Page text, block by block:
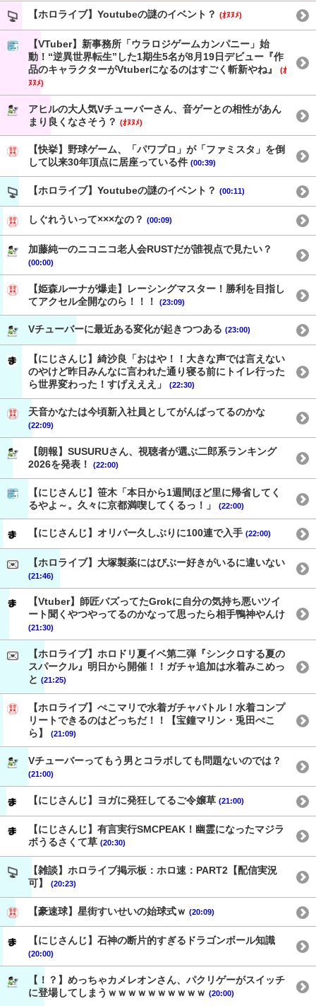
【ホロライブ】Youtubeの謎のイベント？ (ｵﾇﾇﾒ)
【VTuber】新事務所「ウラロジゲームカンパニー」始
動！“逆異世界転生”した1期生5名が8月19日デビュー『作
品のキャラクターがVtuberになるのはすごく斬新やね』
(ｵ
ﾇﾇﾒ)
アヒルの大人気Vチューバーさん、音ゲーとの相性があん
まり良くなさそう？ (ｵﾇﾇﾒ)
【快挙】野球ゲーム、「パワプロ」が「ファミスタ」を倒
して以来30年頂点に居座っている件 (00:39)
【ホロライブ】Youtubeの謎のイベント？ (00:11)
しぐれういって×××なの？ (00:09)
加藤純一のニコニコ老人会RUSTだが誰視点で見たい？
(00:00)
【姫森ルーナが爆走】レーシングマスター！勝利を目指し
てアクセル全開なのら！！！
(23:09)
Vチューバーに最近ある変化が起きつつある (23:00)
【にじさんじ】綺沙良「おはや！！大きな声では言えない
のやけど昨日みんなに言われた通り寝る前にトイレ行った
ら世界変わった！すげえええ」
(22:30)
天音かなたは今頃新入社員としてがんばってるのかな
(22:09)
【朗報】SUSURUさん、視聴者が選ぶ二郎系ランキング
2026を発表！
(22:00)
【にじさんじ】笹木「本日から1週間ほど里に帰省してく
るやよ～。久々に京都満喫してくるっ！」
(22:00)
【にじさんじ】オリバー久しぶりに100連で入手 (22:00)
【ホロライブ】大塚製薬にはびぶー好きがいるに違いない
(21:46)
【Vtuber】師匠バズってたGrokに自分の気持ち悪いツイ
ート聞くやつやってるのかなって思ったら相手鴨神やんけ
(21:30)
【ホロライブ】ホロドリ夏イベ第二弾『シンクロする夏の
スパークル』明日から開催！！ガチャ追加は水着みこめっ
と (21:25)
【ホロライブ】ぺこマリで水着ガチャバトル！水着コンプ
リートできるのはどっちだ！！【宝鐘マリン・兎田ぺこ
ら】
(21:09)
Vチューバーってもう男とコラボしても問題ないのでは？
(21:00)
【にじさんじ】ヨガに発狂してるご令嬢草 (21:00)
【にじさんじ】有言実行SMCPEAK！幽霊になったマジラ
ボうるさくて草 (20:30)
【雑談】ホロライブ掲示板：ホロ速：PART2【配信実況
可】
(20:23)
【豪速球】星街すいせいの始球式ｗ (20:09)
【にじさんじ】石神の断片的すぎるドラゴンボール知識
(20:00)
【！？】めっちゃカメレオンさん、パクリゲーがスイッチ
に登場してしまうｗｗｗｗｗｗｗｗｗｗ (20:00)